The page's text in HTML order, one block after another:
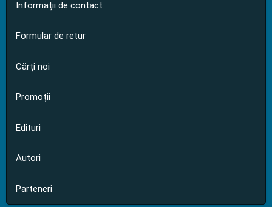
Informații de contact
Formular de retur
Cărți noi
Promoții
Edituri
Autori
Parteneri